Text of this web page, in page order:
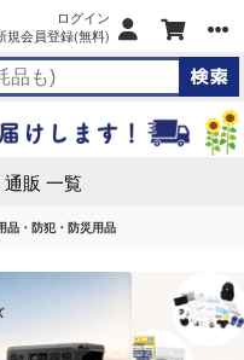
ログイン
規会員登録(無料)
販 一覧
品・防犯・防災用品